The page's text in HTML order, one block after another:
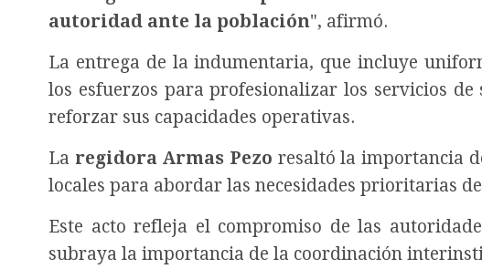
autoridad ante la población", afirmó.
La entrega de la indumentaria, que incluye
los esfuerzos para profesionalizar los servicios de
reforzar sus capacidades operativas.
La regidora Armas Pezo resaltó la importancia
locales para abordar las necesidades prioritarias
Este acto refleja el compromiso de las
subraya la importancia de la coordinación